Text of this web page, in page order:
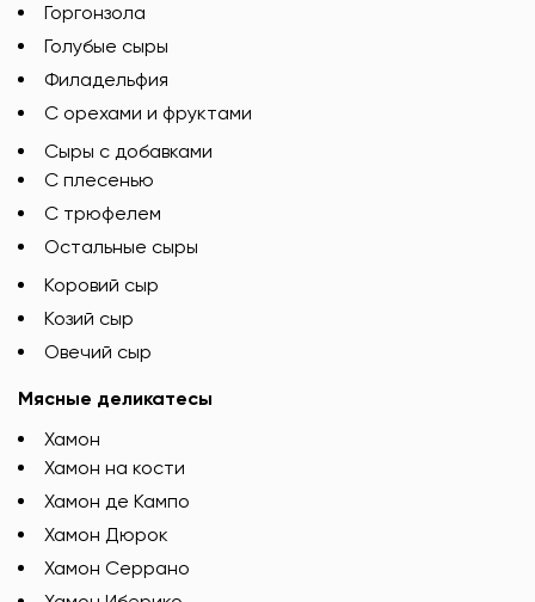
Горгонзола
Голубые сыры
Филадельфия
С орехами и фруктами
Сыры с добавками
C плесенью
С трюфелем
Остальные сыры
Коровий сыр
Козий сыр
Овечий сыр
Мясные деликатесы
Хамон
Хамон на кости
Хамон де Кампо
Хамон Дюрок
Хамон Серрано